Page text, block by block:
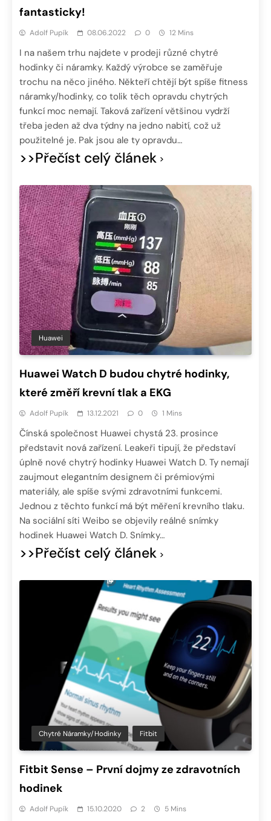
fantasticky!
Adolf Pupík 08.06.2022 0 12 Mins
I na našem trhu najdete v prodeji různé chytré
hodinky či náramky. Každý výrobce se zaměřuje
trochu na něco jiného. Někteří chtějí být spíše fitness
náramky/hodinky, co tolik těch opravdu chytrých
funkcí moc nemají. Taková zařízení většinou vydrží
třeba jeden až dva týdny na jedno nabití, což už
použitelné je. Pak jsou ale ty opravdu…
>>Přečíst celý článek
Huawei
Huawei Watch D budou chytré hodinky,
které změří krevní tlak a EKG
Adolf Pupík 13.12.2021 0 1 Mins
Čínská společnost Huawei chystá 23. prosince
představit nová zařízení. Leakeři tipují, že představí
úplně nové chytrý hodinky Huawei Watch D. Ty nemají
zaujmout elegantním designem či prémiovými
materiály, ale spíše svými zdravotními funkcemi.
Jednou z těchto funkcí má být měření krevního tlaku.
Na sociální síti Weibo se objevily reálné snímky
hodinek Huawei Watch D. Snímky…
>>Přečíst celý článek
Chytré Náramky/hodinky Fitbit
Fitbit Sense – První dojmy ze zdravotních
hodinek
Adolf Pupík 15.10.2020 2 5 Mins